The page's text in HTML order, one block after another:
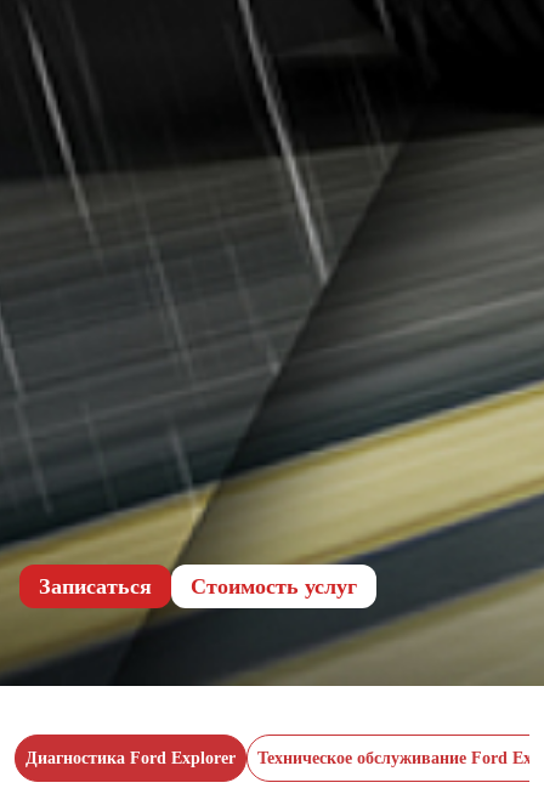
Записаться Cтоимость услуг
Диагностика Ford Explorer Техническое обслуживание Ford